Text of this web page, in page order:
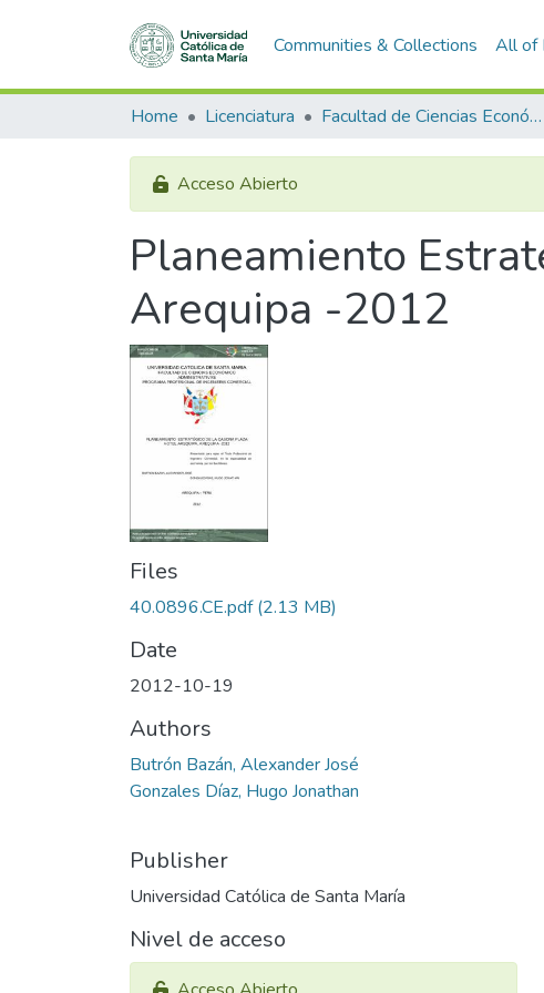
Communities & Collections All of
Home Licenciatura Facultad de Ciencias Económico Administrativas
Acceso Abierto
Planeamiento
Arequipa -2012
Files
40.0896.CE.pdf(2.13 MB)
Date
2012-10-19
Authors
Butrón Bazán, Alexander José
Gonzales Díaz, Hugo Jonathan
Publisher
Universidad Católica de Santa María
Nivel de acceso